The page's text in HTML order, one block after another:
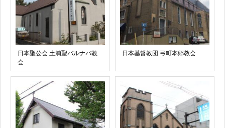
日本聖公会 土浦聖バルナバ教
会
日本基督教団 弓町本郷教会